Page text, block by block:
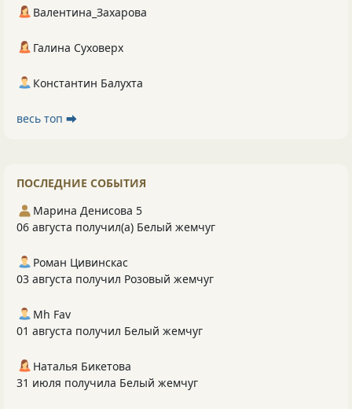
Валентина_Захарова
Галина Суховерх
Константин Балухта
весь топ ⮕
ПОСЛЕДНИЕ СОБЫТИЯ
Марина Денисова 5
06 августа получил(а) Белый жемчуг
Роман Цивинскас
03 августа получил Розовый жемчуг
Mh Fav
01 августа получил Белый жемчуг
Наталья Бикетова
31 июля получила Белый жемчуг